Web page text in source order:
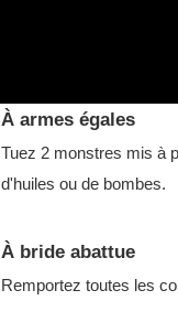
À armes égales
Tuez 2 monstres mis à
d'huiles ou de bombes.
À bride abattue
Remportez toutes les